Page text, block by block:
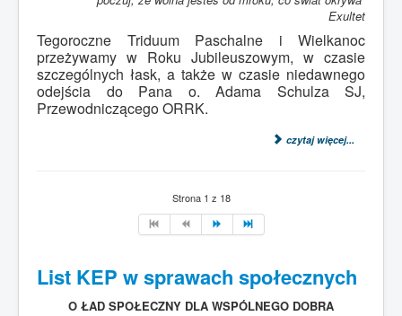
Exultet
Tegoroczne Triduum Paschalne i Wielkanoc
przeżywamy w Roku Jubileuszowym, w czasie
szczególnych łask, a także w czasie niedawnego
odejścia do Pana o. Adama Schulza SJ,
Przewodniczącego ORRK.
czytaj więcej...
Strona 1 z 18
List KEP w sprawach społecznych
O ŁAD SPOŁECZNY DLA WSPÓLNEGO DOBRA